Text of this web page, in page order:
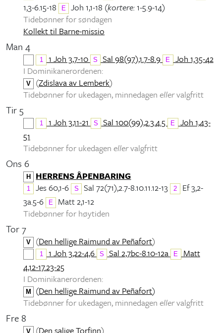
1,3-6.15-18
E Joh 1,1-18 (kortere:1-5.9-14)
Tidebønner for søndagen
Kollekt til Barne-missio
Man 4
1 1 Joh 3,7-10 S Sal 98(97),1.7-8.9 E Joh 1,35-42
I Dominikanerordenen:
V (Zdislava av Lemberk)
Tidebønner for ukedagen, minnedagen ellervalgfritt
Tir 5
1 1 Joh 3,11-21 S Sal 100(99),2.3.4.5 E Joh 1,43-
51
Tidebønner for ukedagen ellervalgfritt
Ons 6
H HERRENS ÅPENBARING
1 Jes 60,1-6 S Sal 72(71),2.7-8.10.11.12-13 2
Ef 3,2-
3a.5-6
E
Matt 2,1-12
Tidebønner for høytiden
Tor 7
V (Den hellige Raimund av Peñafort)
1 1 Joh 3,22-4,6 S Sal 2,7bc-8.10-12a E Matt
4,12-17.23-25
I Dominikanerordenen:
M (Den hellige Raimund av Peñafort)
Tidebønner for ukedagen, minnedagen ellervalgfritt
Fre 8
V (Den salige Torfinn)